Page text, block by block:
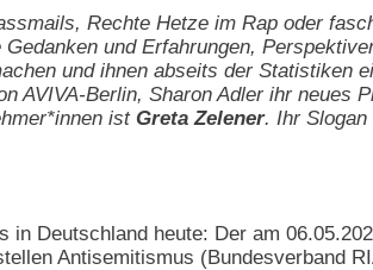
Rechte Hetze im Rap oder
und Erfahrungen,
und ihnen abseits der Statistiken
AVIVA-Berlin, Sharon Adler ihr neues
ist Greta Zelener. Ihr Slogan
in Deutschland heute: Der am
Antisemitismus (Bundesverband